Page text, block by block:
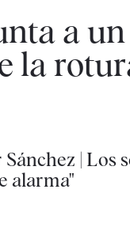
a
la
| Los
alarma"